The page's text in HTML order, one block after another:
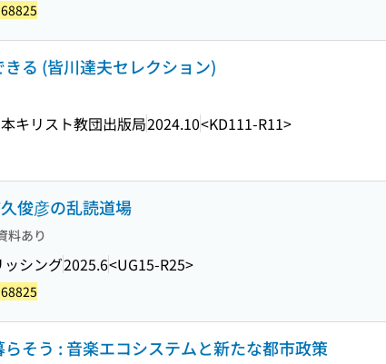
る (皆川達夫セレクション)
キリスト教団出版局2024.10<KD111-R11>
俊彦の乱読道場
料あり
ッシング2025.6<UG15-R25>
そう : 音楽エコシステムと新たな都市政策